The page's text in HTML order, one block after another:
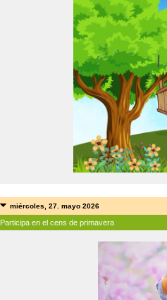
miércoles, 27. mayo 2026
Participa en el cens de primavera